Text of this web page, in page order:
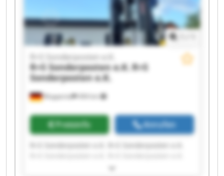
Wuppertal 494 km
R+S Sonderposten e.K.
R+S Sonderposten e.K. R+S
Sonderposten e.K.
Preisinfo Anrufen
R+S Sonderposten e.K. R+S Sonderposten e.K.